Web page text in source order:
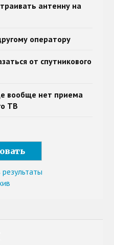
антенну на
оператору
от спутникового
вообще нет приема
ТВ